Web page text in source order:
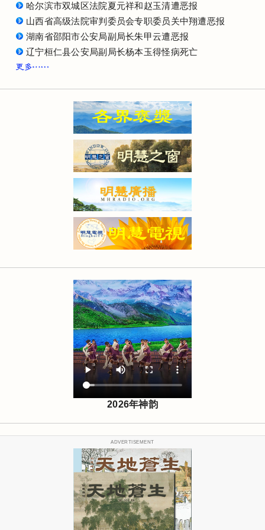
哈尔滨市双城区法院夏元祥和赵玉清遭恶报
山西省高级法院审判委员会专职委员关中翔遭恶报
湖南省邵阳市公安局副局长朱甲云遭恶报
辽宁桓仁县公安局副局长杨本玉得怪病死亡
2026年神韵
ADVERTISEMENT